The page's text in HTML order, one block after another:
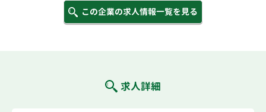
この企業の求人情報一覧を見る
求人詳細